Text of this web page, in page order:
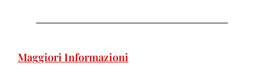
Maggiori Informazioni